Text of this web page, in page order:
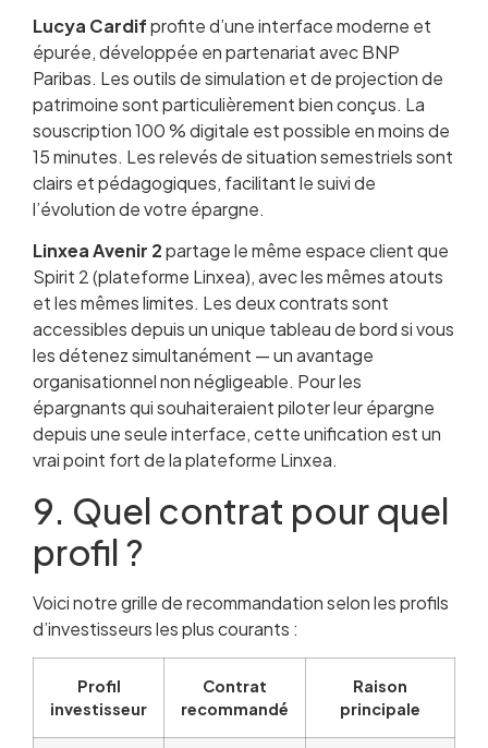
Lucya Cardifprofite d’une interface moderne et
épurée, développée en partenariat avec BNP
Paribas. Les outils de simulation et de projection de
patrimoine sont particulièrement bien conçus. La
souscription 100 % digitale est possible en moins de
15 minutes. Les relevés de situation semestriels sont
clairs et pédagogiques, facilitant le suivi de
l’évolution de votre épargne.
Linxea Avenir 2partage le même espace client que
Spirit 2 (plateforme Linxea), avec les mêmes atouts
et les mêmes limites. Les deux contrats sont
accessibles depuis un unique tableau de bord si vous
les détenez simultanément — un avantage
organisationnel non négligeable. Pour les
épargnants qui souhaiteraient piloter leur épargne
depuis une seule interface, cette unification est un
vrai point fort de la plateforme Linxea.
9. Quel contrat pour quel
profil ?
Voici notre grille de recommandation selon les profils
d’investisseurs les plus courants :
Profil
investisseur
Contrat
recommandé
Raison
principale